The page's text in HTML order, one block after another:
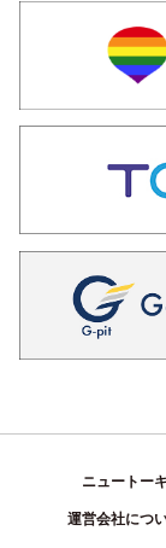
ニュートー
運営会社につ